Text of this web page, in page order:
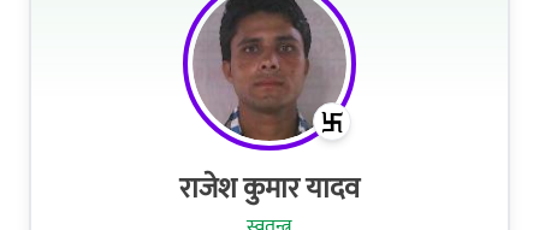
राजेश कुमार यादव